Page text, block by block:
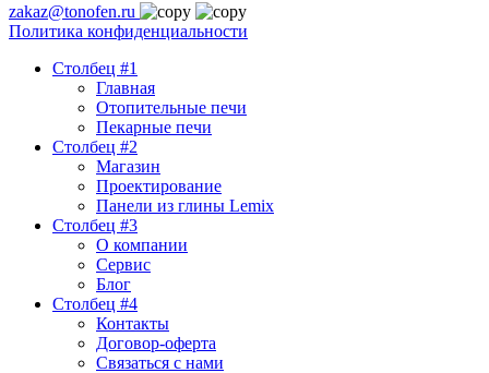
zakaz@tonofen.ru
Политика конфиденциальности
Столбец #1
Главная
Отопительные печи
Пекарные печи
Столбец #2
Магазин
Проектирование
Панели из глины Lemix
Столбец #3
О компании
Сервис
Блог
Столбец #4
Контакты
Договор-оферта
Связаться с нами